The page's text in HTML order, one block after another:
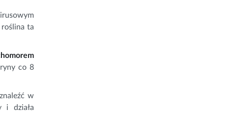
ta
co 8
w
i działa